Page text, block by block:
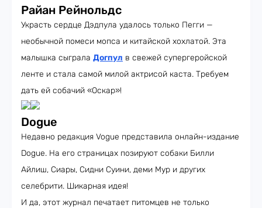
Райан Рейнольдс
Украсть сердце Дэдпула удалось только Пегги —
необычной помеси мопса и китайской хохлатой. Эта
малышка сыграла Догпул в свежей супергеройской
ленте и стала самой милой актрисой каста. Требуем
дать ей собачий «Оскар»!
Dogue
Недавно редакция Vogue представила онлайн-издание
Dogue. На его страницах позируют собаки Билли
Айлиш, Сиары, Сидни Суини, деми Мур и других
селебрити. Шикарная идея!
И да, этот журнал печатает питомцев не только